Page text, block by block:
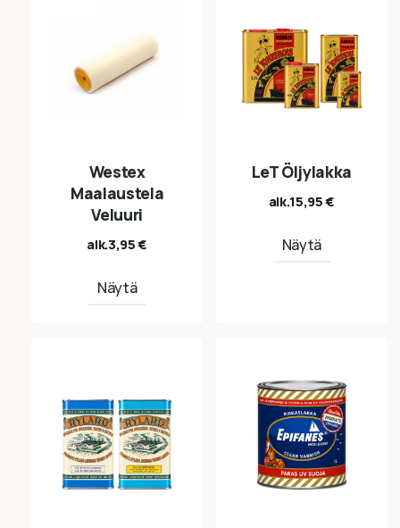
Westex
Maalaustela
Veluuri
alk.3,95€
Näytä
LeT Öljylakka
alk.15,95€
Näytä